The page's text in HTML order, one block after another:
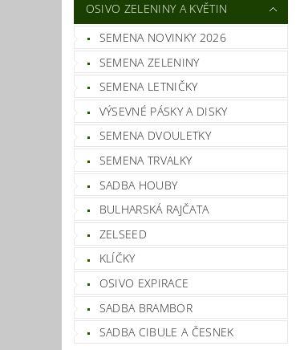
OSIVO ZELENINY A KVĚTIN
SEMENA NOVINKY 2026
SEMENA ZELENINY
SEMENA LETNIČKY
VÝSEVNÉ PÁSKY A DISKY
SEMENA DVOULETKY
SEMENA TRVALKY
SADBA HOUBY
BULHARSKÁ RAJČATA
ZELSEED
KLÍČKY
OSIVO EXPIRACE
SADBA BRAMBOR
SADBA CIBULE A ČESNEK